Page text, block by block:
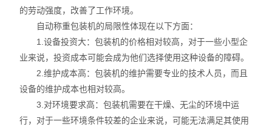
的劳动强度，改善了工作环境。
自动称重包装机的局限性体现在以下方面：
1.设备投资大：包装机的价格相对较高，对于一些小型企
业来说，投资成本可能会成为他们选择使用这种设备的障碍。
2.维护成本高：包装机的维护需要专业的技术人员，而且
设备的维护成本也相对较高。
3.对环境要求高：包装机需要在干燥、无尘的环境中运
行，对于一些环境条件较差的企业来说，可能无法满足其使用